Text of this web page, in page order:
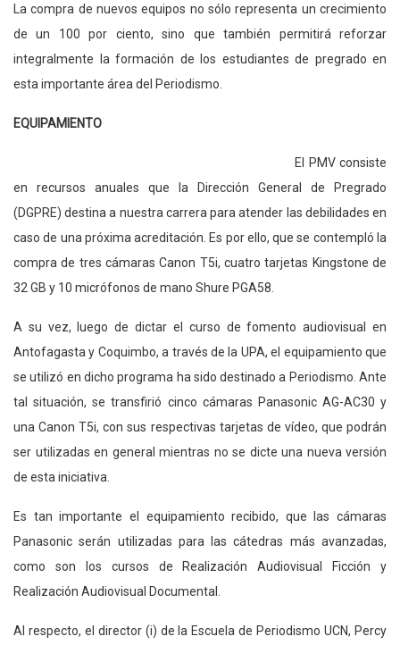
La compra de nuevos equipos no sólo representa un crecimiento
de un 100 por ciento, sino que también permitirá reforzar
integralmente la formación de los estudiantes de pregrado en
esta importante área del Periodismo.
EQUIPAMIENTO
El PMV consiste
en recursos anuales que la Dirección General de Pregrado
(DGPRE) destina a nuestra carrera para atender las debilidades en
caso de una próxima acreditación. Es por ello, que se contempló la
compra de tres cámaras Canon T5i, cuatro tarjetas Kingstone de
32 GB y 10 micrófonos de mano Shure PGA58.
A su vez, luego de dictar el curso de fomento audiovisual en
Antofagasta y Coquimbo, a través de la UPA, el equipamiento que
se utilizó en dicho programa ha sido destinado a Periodismo. Ante
tal situación, se transfirió cinco cámaras Panasonic AG-AC30 y
una Canon T5i, con sus respectivas tarjetas de vídeo, que podrán
ser utilizadas en general mientras no se dicte una nueva versión
de esta iniciativa.
Es tan importante el equipamiento recibido, que las cámaras
Panasonic serán utilizadas para las cátedras más avanzadas,
como son los cursos de Realización Audiovisual Ficción y
Realización Audiovisual Documental.
Al respecto, el director (i) de la Escuela de Periodismo UCN, Percy